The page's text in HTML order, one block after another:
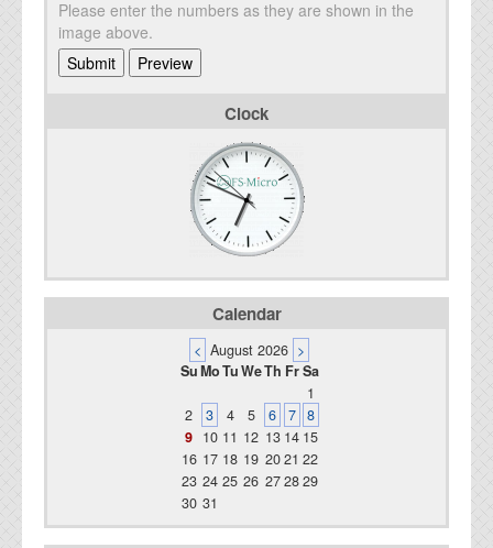
Please enter the numbers as they are shown in the
image above.
Clock
Calendar
< August 2026 >
SuMoTuWeTh FrSa
1
2
3 4 5 6 7 8
9 10 11 12 13 14 15
16 17 18 19 2021 22
23 24 25 26 272829
30 31